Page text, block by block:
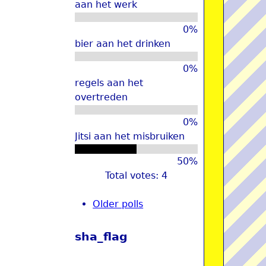
aan het werk
0%
bier aan het drinken
0%
regels aan het
overtreden
0%
Jitsi aan het misbruiken
50%
Total votes: 4
Older polls
sha_flag